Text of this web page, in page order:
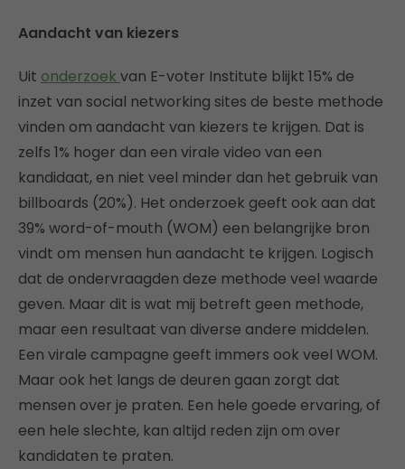
Aandacht van kiezers
Uit onderzoek van E-voter Institute blijkt 15% de
inzet van social networking sites de beste methode
vinden om aandacht van kiezers te krijgen. Dat is
zelfs 1% hoger dan een virale video van een
kandidaat, en niet veel minder dan het gebruik van
billboards (20%). Het onderzoek geeft ook aan dat
39% word-of-mouth (WOM) een belangrijke bron
vindt om mensen hun aandacht te krijgen. Logisch
dat de ondervraagden deze methode veel waarde
geven. Maar dit is wat mij betreft geen methode,
maar een resultaat van diverse andere middelen.
Een virale campagne geeft immers ook veel WOM.
Maar ook het langs de deuren gaan zorgt dat
mensen over je praten. Een hele goede ervaring, of
een hele slechte, kan altijd reden zijn om over
kandidaten te praten.